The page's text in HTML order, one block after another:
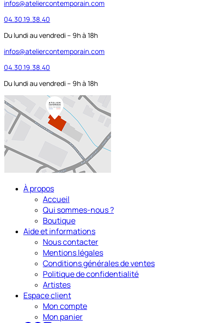
infos@ateliercontemporain.com
04.30.19.38.40
Du lundi au vendredi – 9h à 18h
infos@ateliercontemporain.com
04.30.19.38.40
Du lundi au vendredi – 9h à 18h
À propos
Accueil
Qui sommes-nous ?
Boutique
Aide et informations
Nous contacter
Mentions légales
Conditions générales de ventes
Politique de confidentialité
Artistes
Espace client
Mon compte
Mon panier